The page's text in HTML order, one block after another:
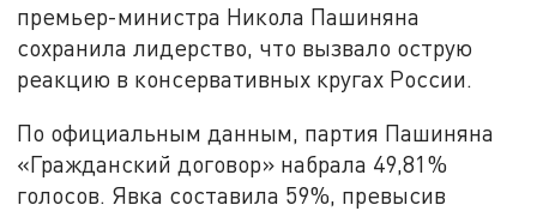
премьер-министра Никола Пашиняна
сохранила лидерство, что вызвало острую
реакцию в консервативных кругах России.
По официальным данным, партия Пашиняна
«Гражданский договор» набрала 49,81%
голосов. Явка составила 59%, превысив